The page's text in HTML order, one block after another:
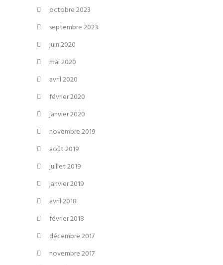
octobre 2023
septembre 2023
juin 2020
mai 2020
avril 2020
février 2020
janvier 2020
novembre 2019
août 2019
juillet 2019
janvier 2019
avril 2018
février 2018
décembre 2017
novembre 2017